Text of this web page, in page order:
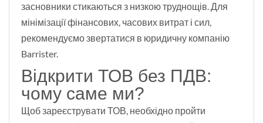
засновники стикаються з низкою труднощів. Для
мінімізації фінансових, часових витрат і сил,
рекомендуємо звертатися в юридичну компанію
Barrister.
Відкрити ТОВ без ПДВ:
чому саме ми?
Щоб зареєструвати ТОВ, необхідно пройти